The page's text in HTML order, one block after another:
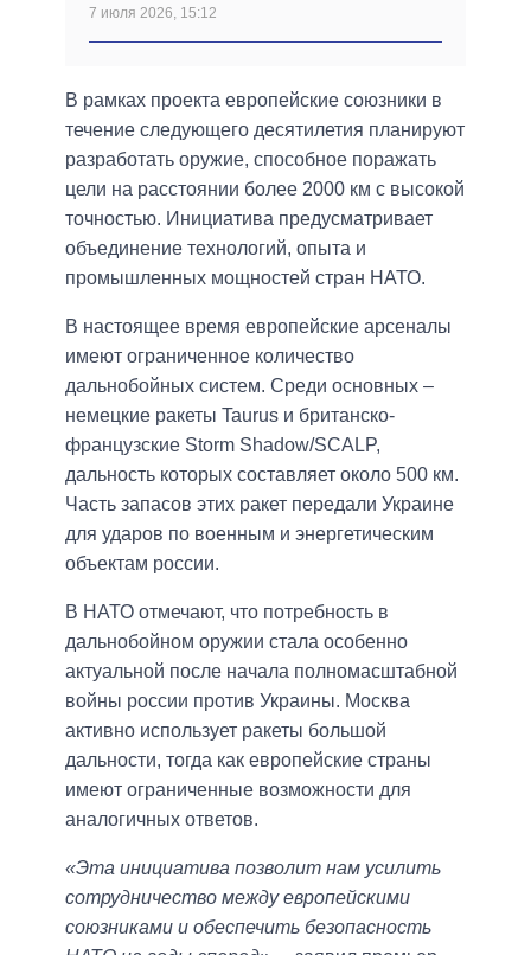
7 июля 2026, 15:12
В рамках проекта европейские союзники в
течение следующего десятилетия планируют
разработать оружие, способное поражать
цели на расстоянии более 2000 км с высокой
точностью. Инициатива предусматривает
объединение технологий, опыта и
промышленных мощностей стран НАТО.
В настоящее время европейские арсеналы
имеют ограниченное количество
дальнобойных систем. Среди основных –
немецкие ракеты Taurus и британско-
французские Storm Shadow/SCALP,
дальность которых составляет около 500 км.
Часть запасов этих ракет передали Украине
для ударов по военным и энергетическим
объектам россии.
В НАТО отмечают, что потребность в
дальнобойном оружии стала особенно
актуальной после начала полномасштабной
войны россии против Украины. Москва
активно использует ракеты большой
дальности, тогда как европейские страны
имеют ограниченные возможности для
аналогичных ответов.
«Эта инициатива позволит нам усилить
сотрудничество между европейскими
союзниками и обеспечить безопасность